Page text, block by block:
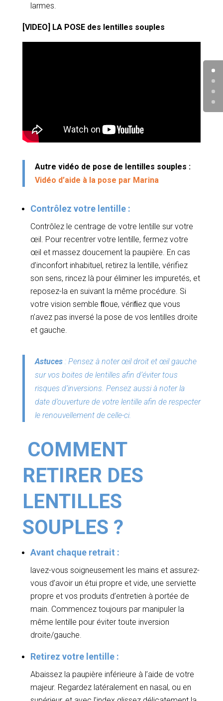
larmes.
[VIDEO] LA POSE des lentilles souples
Autre vidéo de pose de lentilles souples :
Vidéo d’aide à la pose par Marina
Contrôlez votre lentille :
Contrôlez le centrage de votre lentille sur votre
œil. Pour recentrer votre lentille, fermez votre
œil et massez doucement la paupière. En cas
d’inconfort inhabituel, retirez la lentille, vérifiez
son sens, rincez là pour éliminer les impuretés, et
reposez-la en suivant la même procédure. Si
votre vision semble ﬂoue, vériﬁez que vous
n’avez pas inversé la pose de vos lentilles droite
et gauche.
Astuces : Pensez à noter œil droit et œil gauche
sur vos boites de lentilles afin d’éviter tous
risques d’inversions. Pensez aussi à noter la
date d’ouverture de votre lentille afin de respecter
le renouvellement de celle-ci.
COMMENT
RETIRER DES
LENTILLES
SOUPLES ?
Avant chaque retrait :
lavez-vous soigneusement les mains et assurez-
vous d’avoir un étui propre et vide, une serviette
propre et vos produits d’entretien à portée de
main. Commencez toujours par manipuler la
même lentille pour éviter toute inversion
droite/gauche.
Retirez votre lentille :
Abaissez la paupière inférieure à l’aide de votre
majeur. Regardez latéralement en nasal, ou en